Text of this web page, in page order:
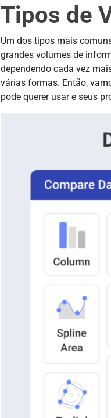
Tipos de
Um dos tipos mais
grandes volumes de
dependendo cada vez
várias formas. Então,
pode querer usar e seus